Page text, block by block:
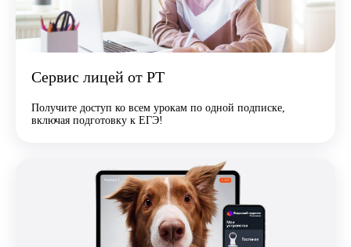
Сервис лицей от РТ
Получите доступ ко всем урокам по одной подписке,
включая подготовку к ЕГЭ!